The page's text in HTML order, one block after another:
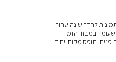
לחדר שינה שחור
במבחן הזמן
פנים, תופס מקום ייחודי